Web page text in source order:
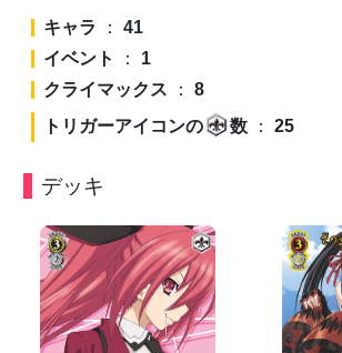
キャラ ： 41
イベント
： 1
クライマックス ： 8
トリガーアイコンの
数 ： 25
デッキ